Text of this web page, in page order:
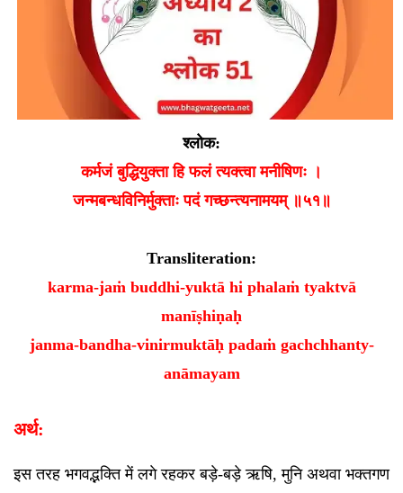
श्लोक:
कर्मजं बुद्धियुक्ता हि फलं त्यक्त्वा मनीषिणः ।
जन्मबन्धविनिर्मुक्ताः पदं गच्छन्त्यनामयम् ॥५१॥
Transliteration:
karma-jaṁ buddhi-yuktā hi phalaṁ tyaktvā
manīṣhiṇaḥ
janma-bandha-vinirmuktāḥ padaṁ gachchhanty-
anāmayam
अर्थ:
इस तरह भगवद्भक्ति में लगे रहकर बड़े-बड़े ऋषि, मुनि अथवा भक्तगण